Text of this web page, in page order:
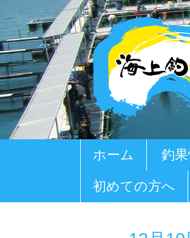
ツ
ホーム 釣
初めての方へ